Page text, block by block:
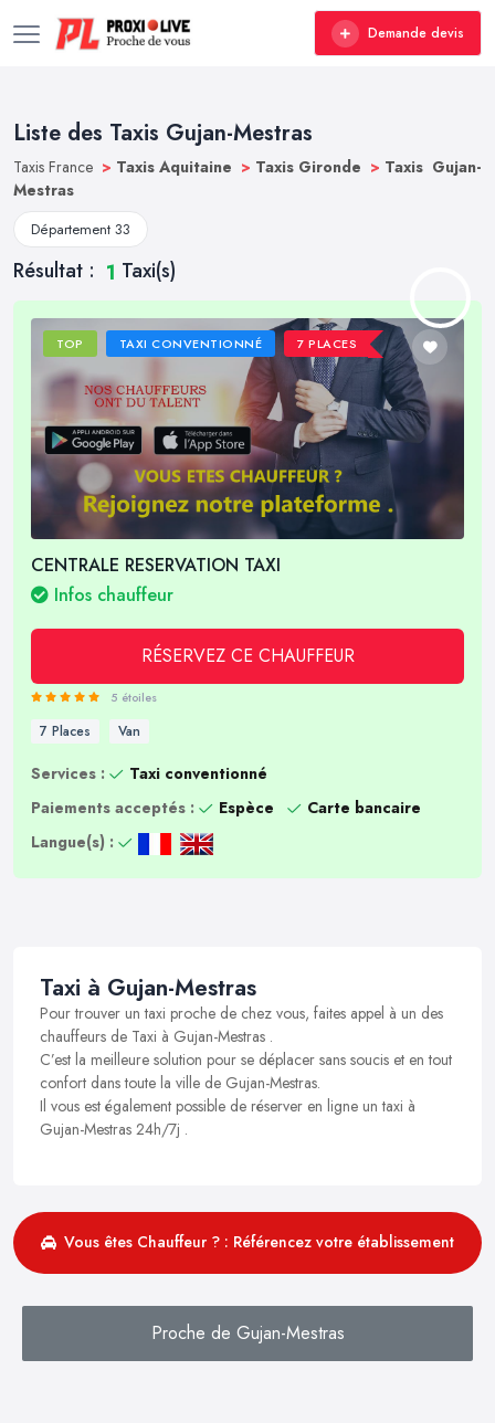
Demande devis
Liste des Taxis Gujan-Mestras
Taxis France > Taxis Aquitaine > Taxis Gironde > Taxis Gujan-
Mestras
Département 33
Résultat : 1 Taxi(s)
TOP TAXI CONVENTIONNÉ 7 PLACES
CENTRALE RESERVATION TAXI
Infos chauffeur
RÉSERVEZ CE CHAUFFEUR
5 étoiles
7 Places Van
Services :
Taxi conventionné
Paiements acceptés :
Espèce
Carte bancaire
Langue(s) :
Taxi à Gujan-Mestras
Pour trouver un taxi proche de chez vous, faites appel à un des
chauffeurs de Taxi à Gujan-Mestras .
C’est la meilleure solution pour se déplacer sans soucis et en tout
confort dans toute la ville de Gujan-Mestras.
Il vous est également possible de réserver en ligne un taxi à
Gujan-Mestras 24h/7j .
Vous êtes Chauffeur ? : Référencez votre établissement
Proche de Gujan-Mestras